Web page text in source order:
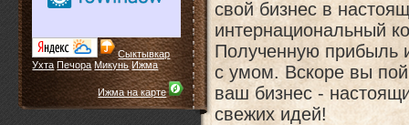
Сыктывкар
Ухта Печора Микунь Ижма
Ижма на карте
свой бизнес в
интернациональный
Полученную прибыль
с умом. Вскоре вы
ваш бизнес -
свежих идей!